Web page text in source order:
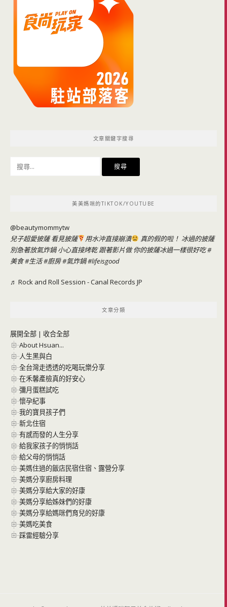
文章關鍵字搜尋
美美媽咪的TIKTOK/YOUTUBE
@beautymommytw
兒子超愛披薩 看見披薩
用水沖直接崩潰
真的假的啦！ 冰過的披薩
別急著放氣炸鍋 小心直接烤乾 跟著影片做 你的披薩冰過一樣很好吃#
美食#生活#廚房#氣炸鍋#lifeisgood
♬ Rock and Roll Session - Canal Records JP
文章分類
展開全部 | 收合全部
About Hsuan...
人生黑與白
全台灣走透透的吃喝玩樂分享
在禾馨產檢真的好安心
彌月蛋糕試吃
懷孕紀事
我的寶貝孩子們
新北住宿
有感而發的人生分享
給我家孩子的悄悄話
給父母的悄悄話
美媽住過的飯店民宿住宿、露營分享
美媽分享廚房料理
美媽分享給大家的好康
美媽分享給姊妹們的好康
美媽分享給媽咪們育兒的好康
美媽吃美食
踩雷經驗分享